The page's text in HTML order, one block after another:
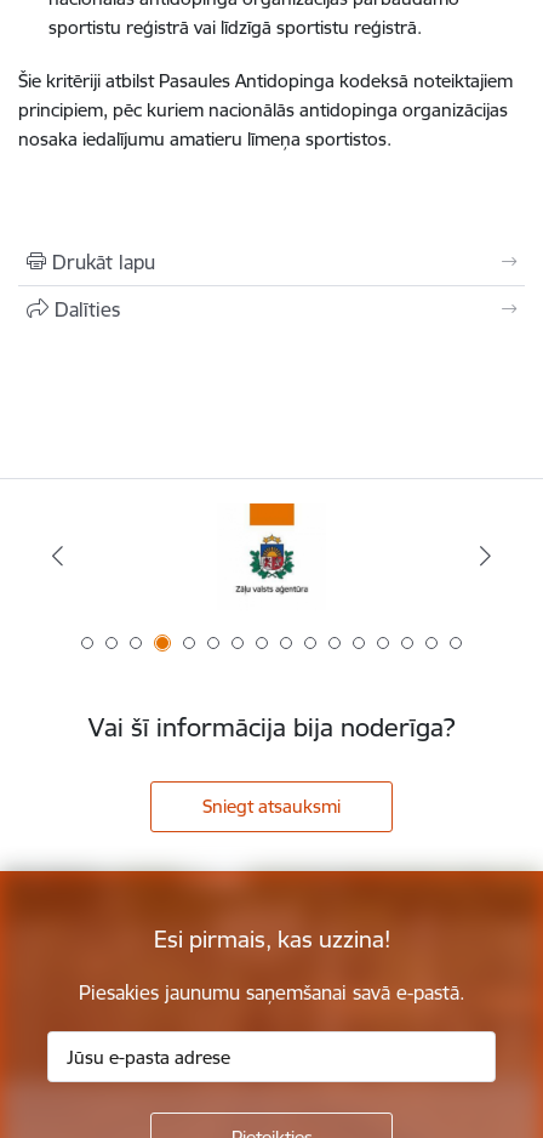
sportistu reģistrā vai līdzīgā sportistu reģistrā.
Šie kritēriji atbilst Pasaules Antidopinga kodeksā noteiktajiem
principiem, pēc kuriem nacionālās antidopinga organizācijas
nosaka iedalījumu amatieru līmeņa sportistos.
Drukāt lapu
Dalīties
Vai šī informācija bija noderīga?
Sniegt atsauksmi
Esi pirmais, kas uzzina!
Piesakies jaunumu saņemšanai savā e-pastā.